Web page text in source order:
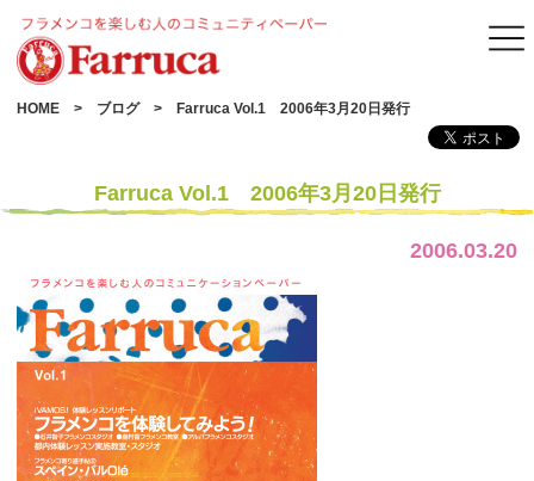
HOME ブログ Farruca Vol.1 2006年3月20日発行
Farruca Vol.1 2006年3月20日発行
2006.03.20